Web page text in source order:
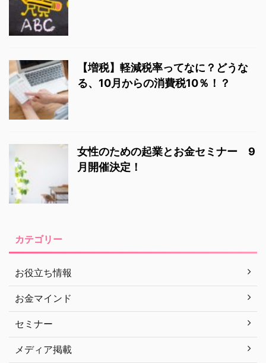
【増税】軽減税率ってなに？どうな
る、10月からの消費税10％！？
女性のための起業とお金セミナー 9
月開催決定！
カテゴリー
お役立ち情報
お金マインド
セミナー
メディア掲載